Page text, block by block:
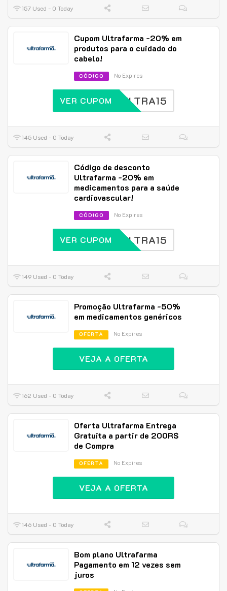
157 Used - 0 Today
Cupom Ultrafarma -20% em
produtos para o cuidado do
cabelo!
CÓDIGO No Expires
ULTRA15
VER CUPOM
145 Used - 0 Today
Código de desconto
Ultrafarma -20% em
medicamentos para a saúde
cardiovascular!
CÓDIGO No Expires
ULTRA15
VER CUPOM
149 Used - 0 Today
Promoção Ultrafarma -50%
em medicamentos genéricos
OFERTA No Expires
VEJA A OFERTA
162 Used - 0 Today
Oferta Ultrafarma Entrega
Gratuita a partir de 200R$
de Compra
OFERTA No Expires
VEJA A OFERTA
146 Used - 0 Today
Bom plano Ultrafarma
Pagamento em 12 vezes sem
juros